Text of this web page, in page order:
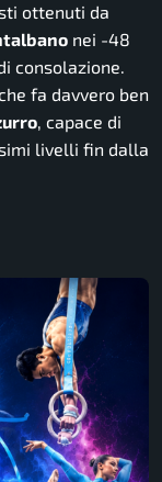
ottenuti da
nei -48
consolazione.
fa davvero ben
, capace di
livelli fin dalla